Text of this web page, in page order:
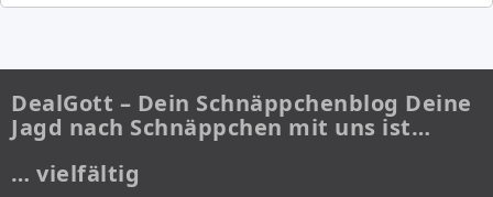
DealGott – Dein Schnäppchenblog Deine
Jagd nach Schnäppchen mit uns ist…
… vielfältig